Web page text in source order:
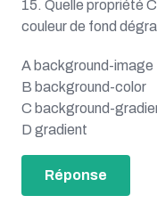
15. Quelle propriété
couleur de fond
A background-image
B background-color
C background-
D gradient
Réponse